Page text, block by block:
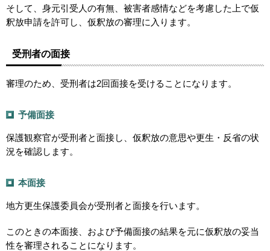
そして、身元引受人の有無、被害者感情などを考慮した上で仮
釈放申請を許可し、仮釈放の審理に入ります。
受刑者の面接
審理のため、受刑者は2回面接を受けることになります。
予備面接
保護観察官が受刑者と面接し、仮釈放の意思や更生・反省の状
況を確認します。
本面接
地方更生保護委員会が受刑者と面接を行います。
このときの本面接、および予備面接の結果を元に仮釈放の妥当
性を審理されることになります。